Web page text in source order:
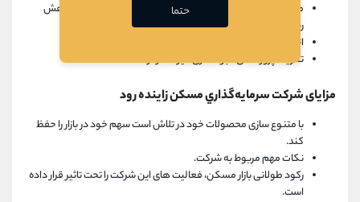
متنوع سازی سبد پروژه ها و پروژه های پیمان کاری به منظور کاهش
ریسک
اتخاذ استراتژی مشارکت در ساخت
تعریف پروژه های انبوه سازی غیر متمرکز
مزایای شرکت سرمايه‌گذاري مسكن زاينده رود
با متنوع سازی محصولات خود در تلاش است سهم خود در بازار را حفظ
کند.
نکات مهم مربوط به شرکت.
رکود طولانی بازار مسکن، فعالیت های این شرکت را تحت تاثیر قرار داده
است.
حتما